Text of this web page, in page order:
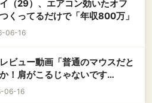
（29）、エアコン効いたオフ
くってるだけで「年収800万」
06-16
ビュー動画「普通のマウスだと
！肩がこるじゃないです
06-16